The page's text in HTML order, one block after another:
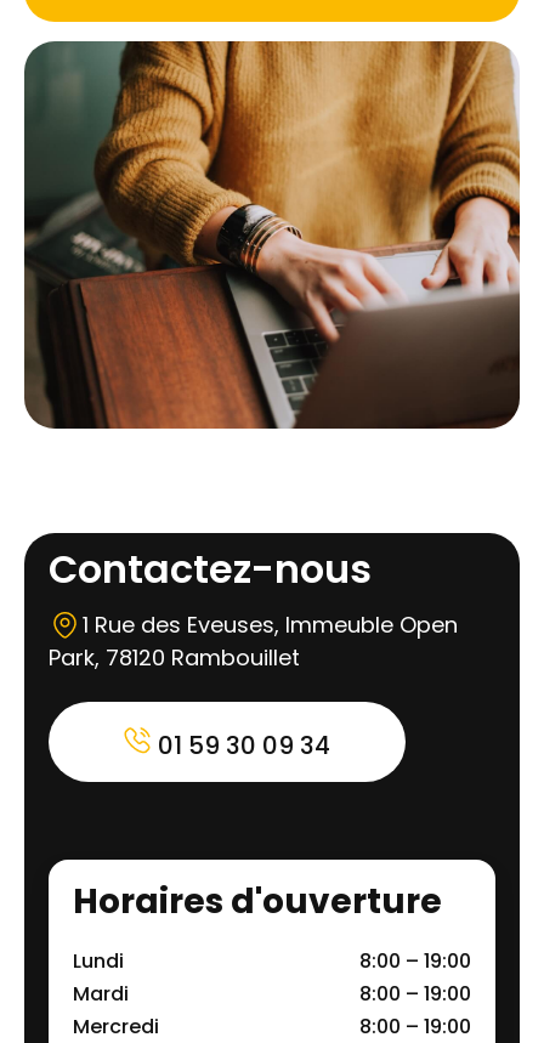
Contactez-nous
1 Rue des Eveuses, Immeuble Open
Park, 78120 Rambouillet
01 59 30 09 34
Horaires d'ouverture
Lundi
8:00 – 19:00
Mardi
8:00 – 19:00
Mercredi
8:00 – 19:00